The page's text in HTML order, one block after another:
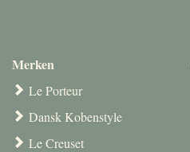
Merken
Le Porteur
Dansk Kobenstyle
Le Creuset